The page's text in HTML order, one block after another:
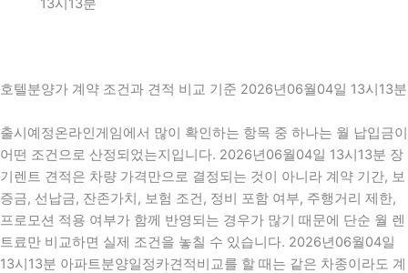
13시13분
호텔분양가 계약 조건과 견적 비교 기준 2026년06월04일 13시13분
출시예정온라인게임에서 많이 확인하는 항목 중 하나는 월 납입금이
어떤 조건으로 산정되었는지입니다. 2026년06월04일 13시13분 장
기렌트 견적은 차량 가격만으로 결정되는 것이 아니라 계약 기간, 보
증금, 선납금, 잔존가치, 보험 조건, 정비 포함 여부, 주행거리 제한,
프로모션 적용 여부가 함께 반영되는 경우가 많기 때문에 단순 월 렌
트료만 비교하면 실제 조건을 놓칠 수 있습니다. 2026년06월04일
13시13분 아파트분양일정카견적비교를 할 때는 같은 차종이라도 계